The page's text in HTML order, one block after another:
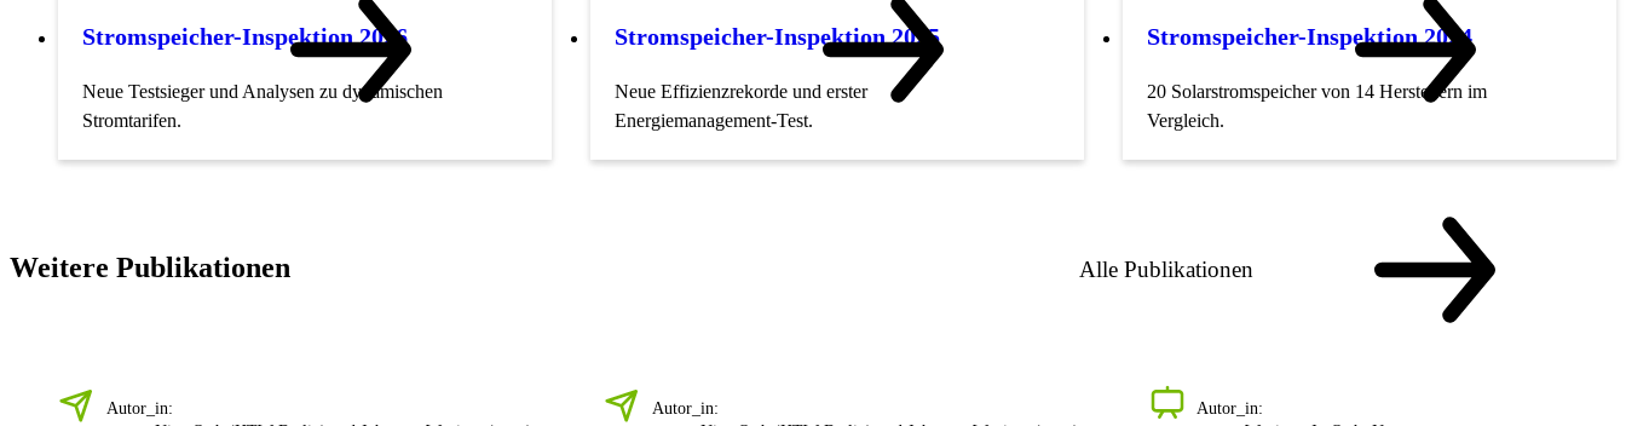
Stromspeicher-Inspektion 2026
Neue Testsieger und Analysen zu dynamischen
Stromtarifen.
Stromspeicher-Inspektion 2025
Neue Effizienzrekorde und erster
Energiemanagement-Test.
Stromspeicher-Inspektion 2024
20 Solarstromspeicher von 14 Herstellern im
Vergleich.
Weitere Publikationen
Autor_in:
Autor_in:
Autor_in:
Alle Publikationen